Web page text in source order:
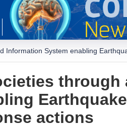
System enabling
through
Earthquake
actions